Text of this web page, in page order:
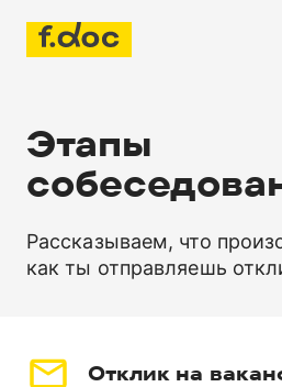
Этапы
Рассказываем, что
как ты отправляешь
Отклик на